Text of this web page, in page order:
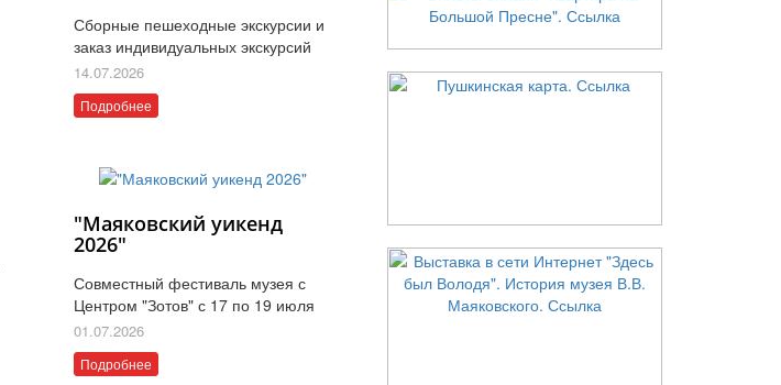
Сборные пешеходные экскурсии и
заказ индивидуальных экскурсий
14.07.2026
Подробнее
"Маяковский уикенд
2026"
Совместный фестиваль музея с
Центром "Зотов" с 17 по 19 июля
01.07.2026
Подробнее